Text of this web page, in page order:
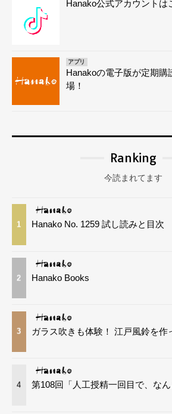
Hanako公式アカウントは
アプリ
Hanakoの電子版が定期購
場！
Ranking
今読まれてます
1 Hanako No. 1259 試し読みと目次
2 Hanako Books
3 ガラス吹きも体験！ 江戸風鈴を作
4 第108回「人工授精一回目で、なん